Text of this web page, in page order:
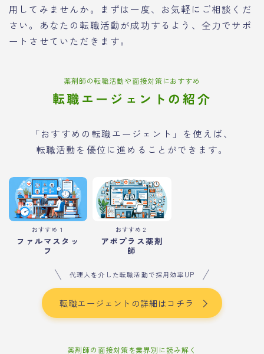
用してみませんか。まずは一度、お気軽にご相談くだ
さい。あなたの転職活動が成功するよう、全力でサポ
ートさせていただきます。
薬剤師の転職活動や面接対策におすすめ
転職エージェントの紹介
「おすすめの転職エージェント」を使えば、
転職活動を優位に進めることができます。
おすすめ１
ファルマスタッ
フ
おすすめ２
アポプラス薬剤
師
代理人を介した転職活動で採用効率UP
転職エージェントの詳細はコチラ
薬剤師の面接対策を業界別に読み解く